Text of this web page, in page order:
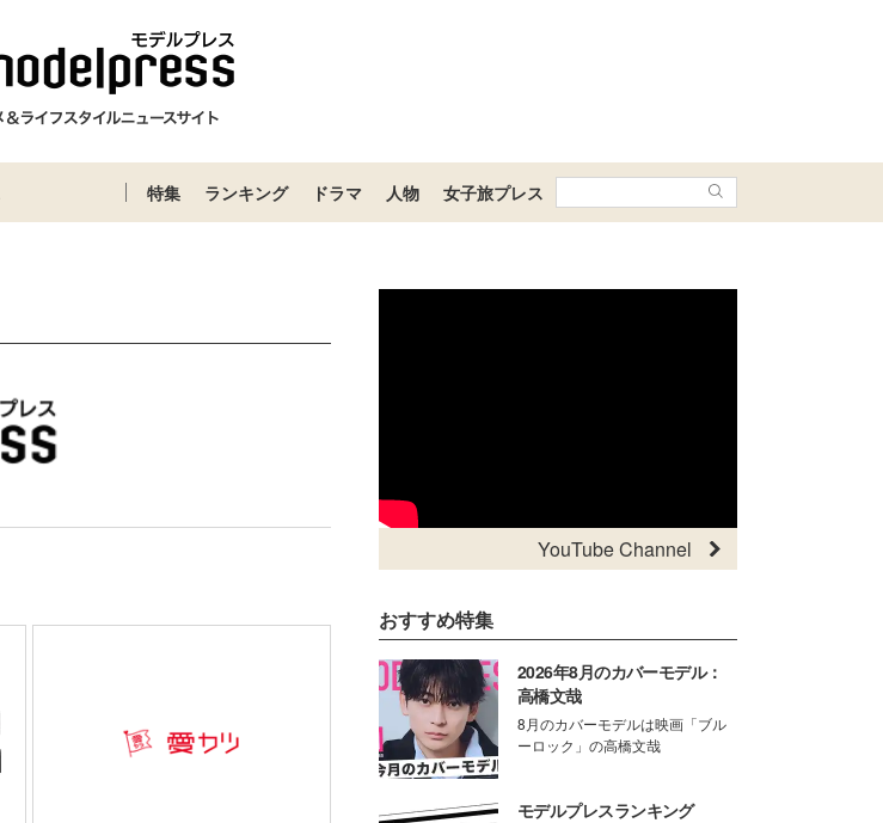
特集 ランキング ドラマ 人物 女子旅プレス
YouTube Channel
おすすめ特集
2026年8月のカバーモデル：
高橋文哉
8月のカバーモデルは映画「ブル
ーロック」の高橋文哉
モデルプレスランキング